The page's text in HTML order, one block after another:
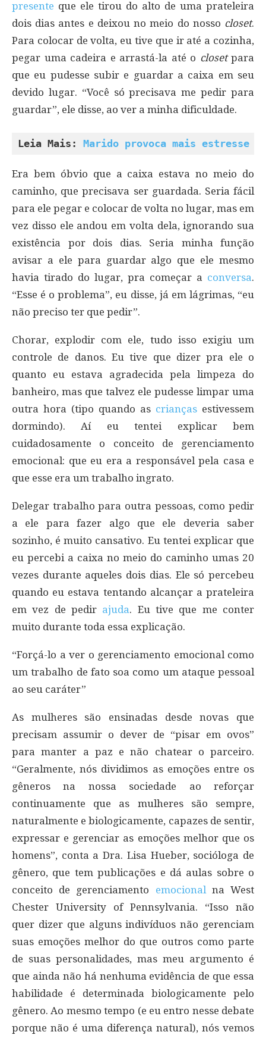
presente que ele tirou do alto de uma prateleira
dois dias antes e deixou no meio do nosso closet.
Para colocar de volta, eu tive que ir até a cozinha,
pegar uma cadeira e arrastá-la até o closetpara
que eu pudesse subir e guardar a caixa em seu
devido lugar. “Você só precisava me pedir para
guardar”, ele disse, ao ver a minha dificuldade.
Leia Mais: Marido provoca mais estresse
Era bem óbvio que a caixa estava no meio do
caminho, que precisava ser guardada. Seria fácil
para ele pegar e colocar de volta no lugar, mas em
vez disso ele andou em volta dela, ignorando sua
existência por dois dias. Seria minha função
avisar a ele para guardar algo que ele mesmo
havia tirado do lugar, pra começar a conversa.
“Esse é o problema”, eu disse, já em lágrimas, “eu
não preciso ter que pedir”.
Chorar, explodir com ele, tudo isso exigiu um
controle de danos. Eu tive que dizer pra ele o
quanto eu estava agradecida pela limpeza do
banheiro, mas que talvez ele pudesse limpar uma
outra hora (tipo quando as crianças estivessem
dormindo). Aí eu tentei explicar bem
cuidadosamente o conceito de gerenciamento
emocional: que eu era a responsável pela casa e
que esse era um trabalho ingrato.
Delegar trabalho para outra pessoas, como pedir
a ele para fazer algo que ele deveria saber
sozinho, é muito cansativo. Eu tentei explicar que
eu percebi a caixa no meio do caminho umas 20
vezes durante aqueles dois dias. Ele só percebeu
quando eu estava tentando alcançar a prateleira
em vez de pedir ajuda. Eu tive que me conter
muito durante toda essa explicação.
“Forçá-lo a ver o gerenciamento emocional como
um trabalho de fato soa como um ataque pessoal
ao seu caráter”
As mulheres são ensinadas desde novas que
precisam assumir o dever de “pisar em ovos”
para manter a paz e não chatear o parceiro.
“Geralmente, nós dividimos as emoções entre os
gêneros na nossa sociedade ao reforçar
continuamente que as mulheres são sempre,
naturalmente e biologicamente, capazes de sentir,
expressar e gerenciar as emoções melhor que os
homens”, conta a Dra. Lisa Hueber, socióloga de
gênero, que tem publicações e dá aulas sobre o
conceito de gerenciamento emocional na West
Chester University of Pennsylvania. “Isso não
quer dizer que alguns indivíduos não gerenciam
suas emoções melhor do que outros como parte
de suas personalidades, mas meu argumento é
que ainda não há nenhuma evidência de que essa
habilidade é determinada biologicamente pelo
gênero. Ao mesmo tempo (e eu entro nesse debate
porque não é uma diferença natural), nós vemos